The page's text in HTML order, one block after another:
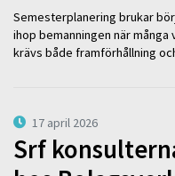
Semesterplanering brukar
ihop bemanningen när
krävs både framförhållning
17 april 2026
Srf